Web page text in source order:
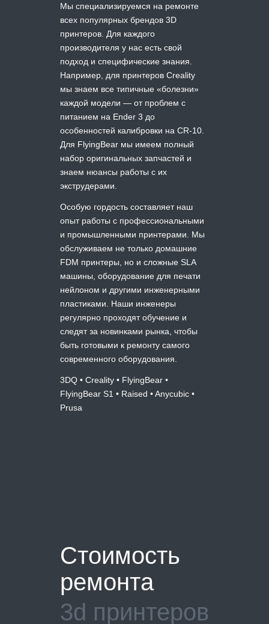
Мы специализируемся на ремонте
всех популярных брендов 3D
принтеров. Для каждого
производителя у нас есть свой
подход и специфические знания.
Например, для принтеров Creality
мы знаем все типичные «болезни»
каждой модели — от проблем с
питанием на Ender 3 до
особенностей калибровки на CR-10.
Для FlyingBear мы имеем полный
набор оригинальных запчастей и
знаем нюансы работы с их
экструдерами.
Особую гордость составляет наш
опыт работы с профессиональными
и промышленными принтерами. Мы
обслуживаем не только домашние
FDM принтеры, но и сложные SLA
машины, оборудование для печати
нейлоном и другими инженерными
пластиками. Наши инженеры
регулярно проходят обучение и
следят за новинками рынка, чтобы
быть готовыми к ремонту самого
современного оборудования.
3DQ • Creality • FlyingBear •
FlyingBear S1 • Raised • Anycubic •
Prusa
Стоимость
ремонта
3d принтеров